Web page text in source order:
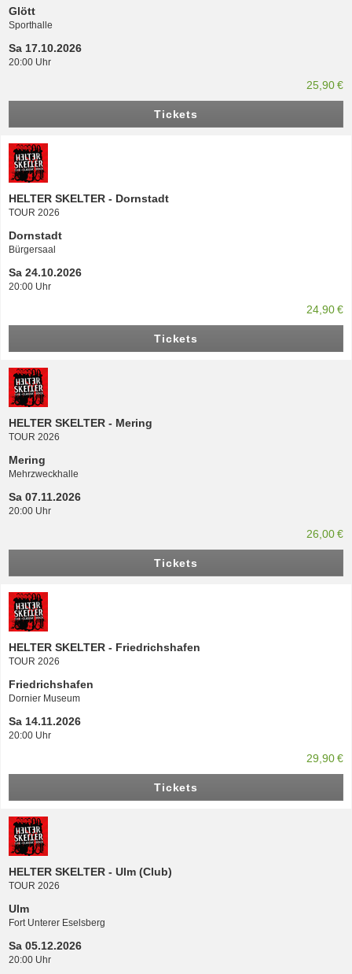
Glött
Sporthalle
Sa 17.10.2026
20:00 Uhr
25,90 €
Tickets
HELTER SKELTER - Dornstadt
TOUR 2026
Dornstadt
Bürgersaal
Sa 24.10.2026
20:00 Uhr
24,90 €
Tickets
HELTER SKELTER - Mering
TOUR 2026
Mering
Mehrzweckhalle
Sa 07.11.2026
20:00 Uhr
26,00 €
Tickets
HELTER SKELTER - Friedrichshafen
TOUR 2026
Friedrichshafen
Dornier Museum
Sa 14.11.2026
20:00 Uhr
29,90 €
Tickets
HELTER SKELTER - Ulm (Club)
TOUR 2026
Ulm
Fort Unterer Eselsberg
Sa 05.12.2026
20:00 Uhr